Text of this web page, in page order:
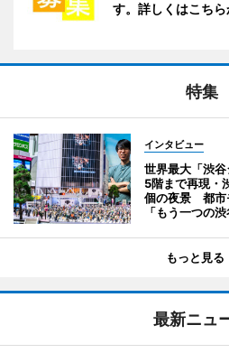
す。詳しくはこちら
特集
インタビュー
世界最大「渋
5階まで再現・
個の夜景 都市
「もう一つの渋
もっと見る
最新ニュ